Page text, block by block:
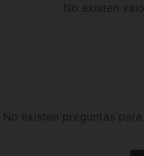
No existen
No existen preguntas